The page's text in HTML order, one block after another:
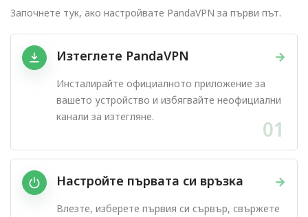
Започнете тук, ако настройвате PandaVPN за първи път.
→
Изтеглете PandaVPN
Инсталирайте официалното приложение за
вашето устройство и избягвайте неофициални
канали за изтегляне.
01
→
Настройте първата си връзка
Влезте, изберете първия си сървър, свържете